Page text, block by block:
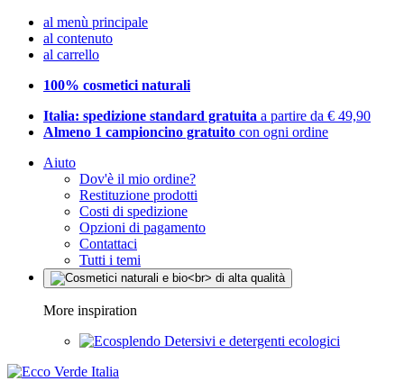
al menù principale
al contenuto
al carrello
100% cosmetici naturali
Italia: spedizione standard gratuita a partire da € 49,90
Almeno 1 campioncino gratuito con ogni ordine
Aiuto
Dov'è il mio ordine?
Restituzione prodotti
Costi di spedizione
Opzioni di pagamento
Contattaci
Tutti i temi
More inspiration
Detersivi e detergenti ecologici